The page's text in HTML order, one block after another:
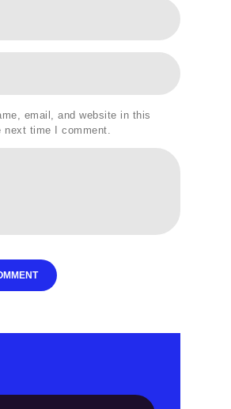
email, and website in this
next time I comment.